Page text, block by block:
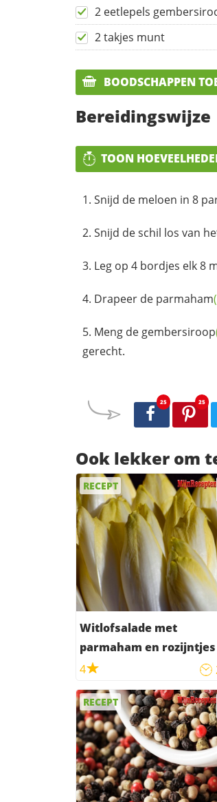
2 eetlepels
2 takjes munt
BOODSCHAPPEN
Bereidingswijze
TOON
Snijd de meloen in 8
Snijd de schil los van
Leg op 4 bordjes elk 8
Drapeer de parmaham
Meng de gembersiroop
gerecht.
25 25
Ook lekker om
RECEPT
Witlofsalade met
parmaham en rozijntjes
4
RECEPT